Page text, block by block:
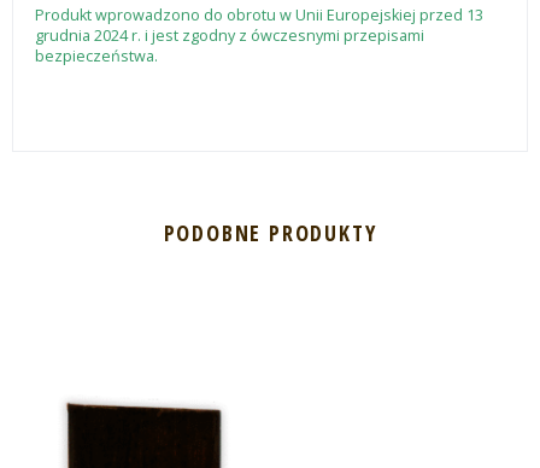
Produkt wprowadzono do obrotu w Unii Europejskiej przed 13
grudnia 2024 r. i jest zgodny z ówczesnymi przepisami
bezpieczeństwa.
PODOBNE PRODUKTY